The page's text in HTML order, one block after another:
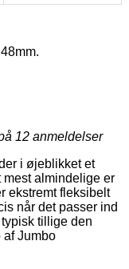
12 anmeldelser
i øjeblikket et
mest almindelige er
ekstremt fleksibelt
når det passer ind
tillige den
af Jumbo